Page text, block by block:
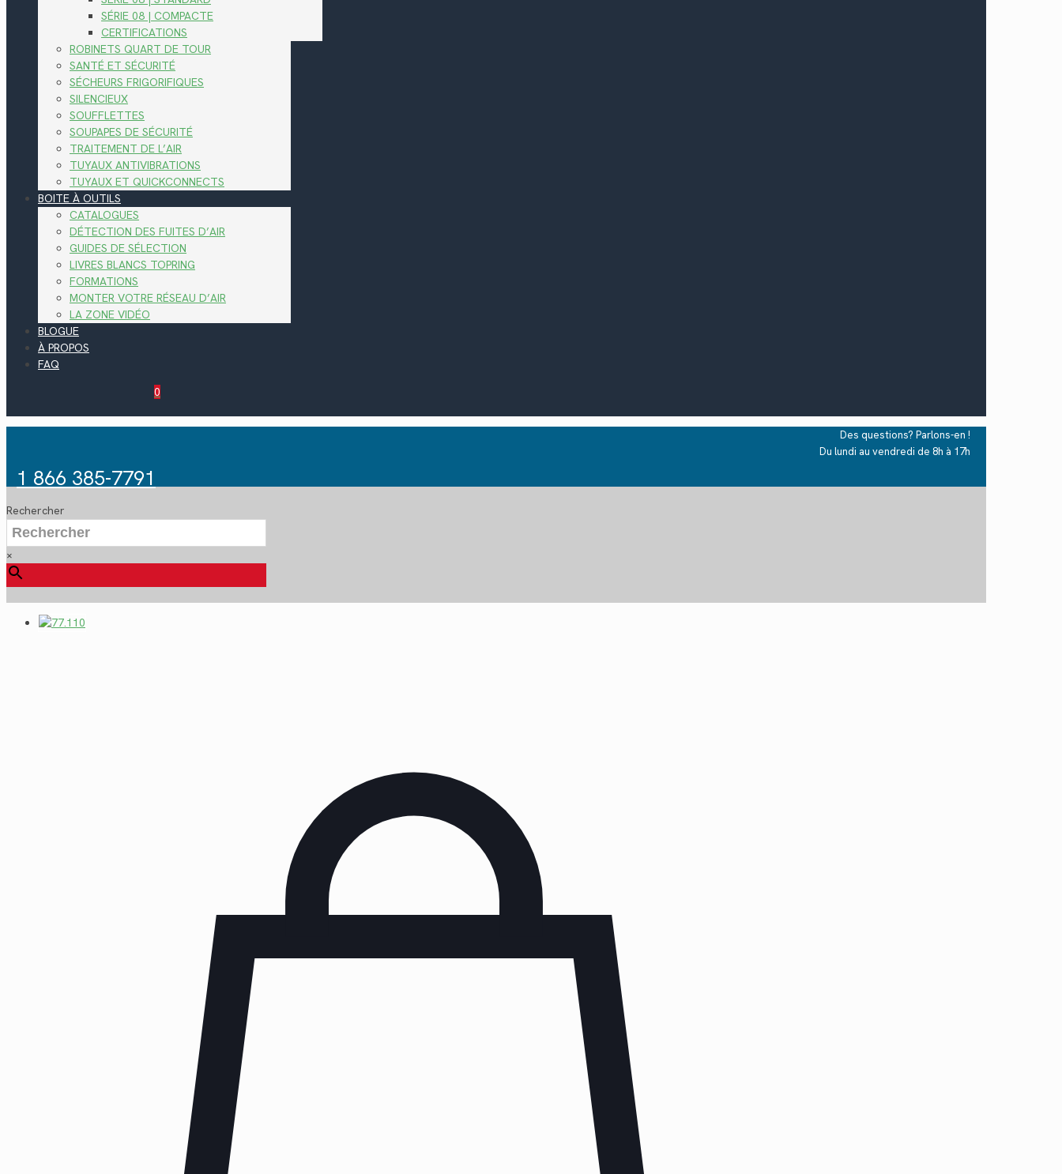
SÉRIE 08 | COMPACTE
CERTIFICATIONS
ROBINETS QUART DE TOUR
SANTÉ ET SÉCURITÉ
SÉCHEURS FRIGORIFIQUES
SILENCIEUX
SOUFFLETTES
SOUPAPES DE SÉCURITÉ
TRAITEMENT DE L’AIR
TUYAUX ANTIVIBRATIONS
TUYAUX ET QUICKCONNECTS
BOITE À OUTILS
CATALOGUES
DÉTECTION DES FUITES D’AIR
GUIDES DE SÉLECTION
LIVRES BLANCS TOPRING
FORMATIONS
MONTER VOTRE RÉSEAU D’AIR
LA ZONE VIDÉO
BLOGUE
À PROPOS
FAQ
0
Des questions? Parlons-en !
Du lundi au vendredi de 8h à 17h
1 866 385-7791
Rechercher
×